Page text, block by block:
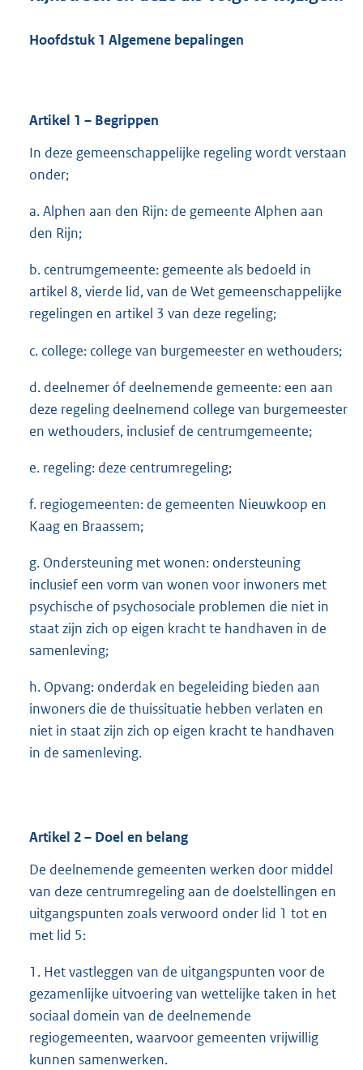
Hoofdstuk 1 Algemene bepalingen
Artikel 1 – Begrippen
In deze gemeenschappelijke regeling wordt verstaan
onder;
a. Alphen aan den Rijn: de gemeente Alphen aan
den Rijn;
b. centrumgemeente: gemeente als bedoeld in
artikel 8, vierde lid, van de Wet gemeenschappelijke
regelingen en artikel 3 van deze regeling;
c. college: college van burgemeester en wethouders;
d. deelnemer óf deelnemende gemeente: een aan
deze regeling deelnemend college van burgemeester
en wethouders, inclusief de centrumgemeente;
e. regeling: deze centrumregeling;
f. regiogemeenten: de gemeenten Nieuwkoop en
Kaag en Braassem;
g. Ondersteuning met wonen: ondersteuning
inclusief een vorm van wonen voor inwoners met
psychische of psychosociale problemen die niet in
staat zijn zich op eigen kracht te handhaven in de
samenleving;
h. Opvang: onderdak en begeleiding bieden aan
inwoners die de thuissituatie hebben verlaten en
niet in staat zijn zich op eigen kracht te handhaven
in de samenleving.
Artikel 2– Doel en belang
De deelnemende gemeenten werken door middel
van deze centrumregeling aan de doelstellingen en
uitgangspunten zoals verwoord onder lid 1 tot en
met lid 5:
1. Het vastleggen van de uitgangspunten voor de
gezamenlijke uitvoering van wettelijke taken in het
sociaal domein van de deelnemende
regiogemeenten, waarvoor gemeenten vrijwillig
kunnen samenwerken.